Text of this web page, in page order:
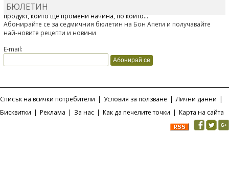
Отскоро Лесафр България стартира предлагането на изцяло нов
продукт, който ще промени начина, по който...
БЮЛЕТИН
Абонирайте се за седмичния бюлетин на Бон Апети и получавайте
най-новите рецепти и новини
E-mail:
Списък на всички потребители | Условия за ползване | Лични данни |
Бисквитки | Реклама | За нас | Как да печелите точки | Карта на сайта